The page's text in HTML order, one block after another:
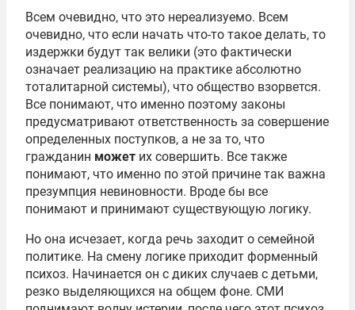
Всем очевидно, что это нереализуемо. Всем
очевидно, что если начать что-то такое делать, то
издержки будут так велики (это фактически
означает реализацию на практике абсолютно
тоталитарной системы), что общество взорвется.
Все понимают, что именно поэтому законы
предусматривают ответственность за совершение
определенных поступков, а не за то, что
гражданин может их совершить. Все также
понимают, что именно по этой причине так важна
презумпция невиновности. Вроде бы все
понимают и принимают существующую логику.
Но она исчезает, когда речь заходит о семейной
политике. На смену логике приходит форменный
психоз. Начинается он с диких случаев с детьми,
резко выделяющихся на общем фоне. СМИ